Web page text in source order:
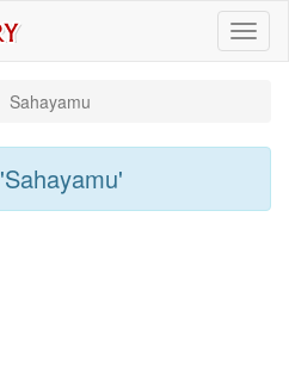
Sahayamu
'sahayamu'